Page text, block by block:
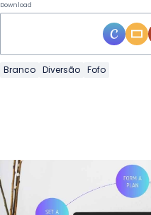
Download
Branco Diversão Fofo